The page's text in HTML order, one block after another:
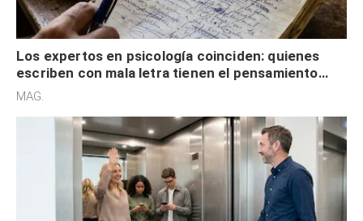
Los expertos en psicología coinciden: quienes
escriben con mala letra tienen el pensamiento
acelerado y no lo hacen por desinterés
MAG.